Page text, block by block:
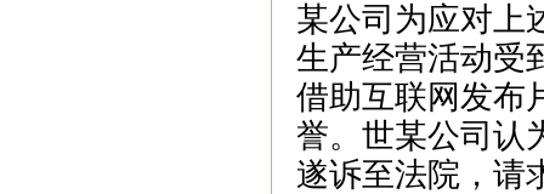
某公司为应对上
生产经营活动受
借助互联网发布
誉。世某公司认
遂诉至法院，请